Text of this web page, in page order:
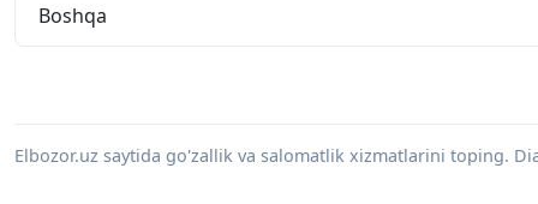
Boshqa
Elbozor.uz saytida go'zallik va salomatlik xizmatlarini toping.